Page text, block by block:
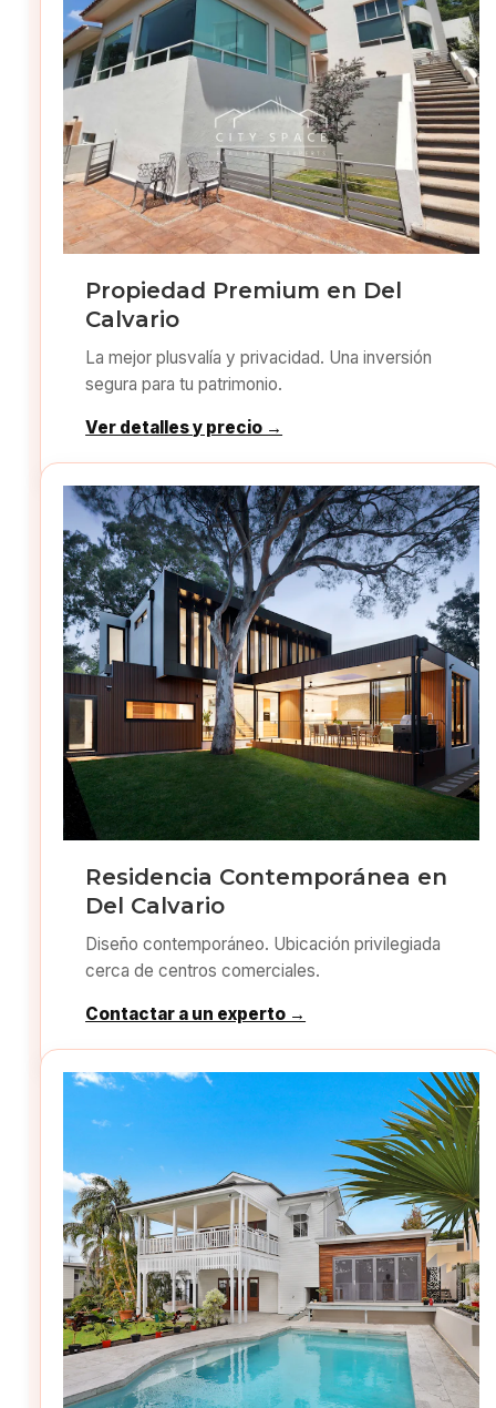
Propiedad Premium en Del
Calvario
La mejor plusvalía y privacidad. Una inversión
segura para tu patrimonio.
Ver detalles y precio →
Residencia Contemporánea en
Del Calvario
Diseño contemporáneo. Ubicación privilegiada
cerca de centros comerciales.
Contactar a un experto →